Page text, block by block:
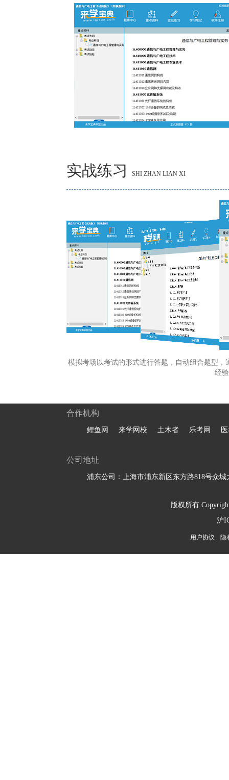
实战练习 SHI ZHAN LIAN XI
模拟考场以考试的形式进行答题，自动组合题型
经
合作机构
鲤鱼网 来学网校 土木者 乐考网
公司地址
浦东公司：上海市浦东新区东方路818号众城
版权所有
沪
用户协议 隐